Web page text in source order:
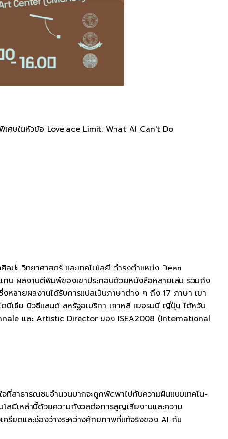
เศษในหัวข้อ Lovelace Limit: What AI Can't Do
ปะ วิทยาศาสตร์ และเทคโนโลยี ดำรงตำแหน่ง Dean
น ผลงานตีพิมพ์ของเขาประกอบด้วยหนังสือหลายเล่ม รวมถึง
ลายผลงานได้รับการแปลเป็นภาษาต่าง ๆ ถึง 17 ภาษา เขา
นีเซีย นิวซีแลนด์ สหรัฐอเมริกา เกาหลี เยอรมนี ญี่ปุ่น ไต้หวัน
และ Artistic Director ของ ISEA2008 (International
ที่สาธารณชนจำนวนมากจะถูกพัดพาไปกับความฝันแบบเทคโน-
ลยีเหล่านี้ด้วยความกังวลต่อการสูญเสียงานและความ
ยดและช่องว่างระหว่างศักยภาพที่แท้จริงของ AI กับ